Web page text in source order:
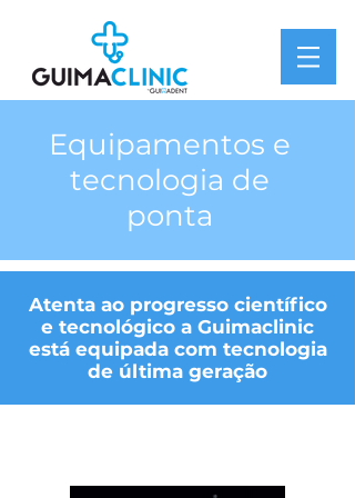
Equipamentos e
tecnologia de
ponta
Atenta ao progresso científico
e tecnológico a Guimaclinic
está equipada com tecnologia
de última geração